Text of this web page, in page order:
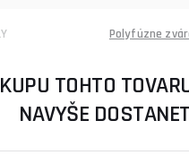
Polyfúzne
TOHTO
NAVYŠE